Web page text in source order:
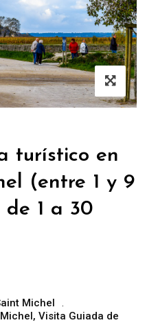
turístico en
(entre 1 y 9
de 1 a 30
Michel
, Visita Guiada de